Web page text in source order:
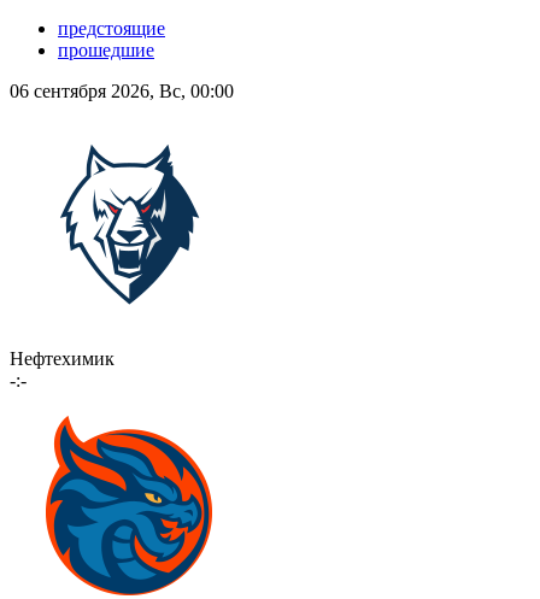
предстоящие
прошедшие
06 сентября 2026, Вс, 00:00
Нефтехимик
-:-